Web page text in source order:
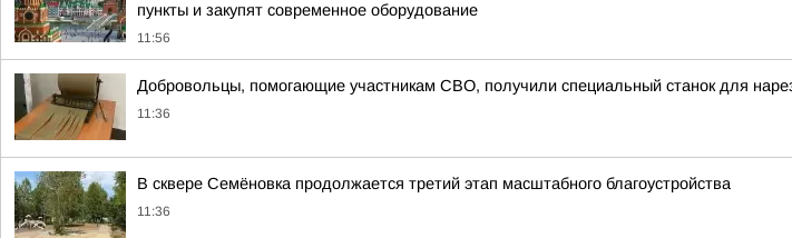
пункты и закупят современное оборудование
11:56
Добровольцы, помогающие участникам СВО, получили специальный станок для
11:36
В сквере Семёновка продолжается третий этап масштабного благоустройства
11:36